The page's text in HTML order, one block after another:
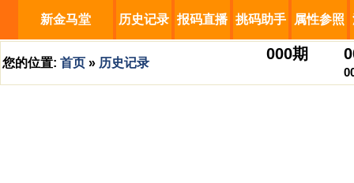
新金马堂 历史记录 报码直播 挑码助手 属性参照
您的位置: 首页 » 历史记录
000期